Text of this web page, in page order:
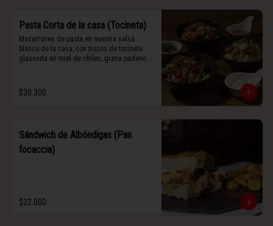
Pasta Corta de la casa (Tocineta)
Macarrones de pasta en nuestra salsa
blanca de la casa, con trozos de tocineta
glaseada en miel de chiles, grana padano y
$30.300
Sándwich de Albóndigas (Pan
focaccia)
$32.000